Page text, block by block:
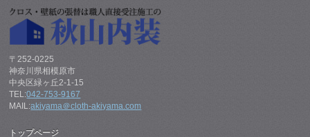
〒252-0225
神奈川県相模原市
中央区緑ヶ丘2-1-15
TEL:042-753-9167
MAIL:akiyama＠cloth-akiyama.com
トップページ